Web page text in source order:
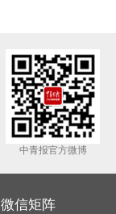
中青报官方微博
微信矩阵